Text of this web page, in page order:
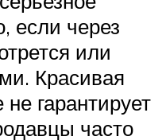
если через
или
Красивая
не гарантирует
часто